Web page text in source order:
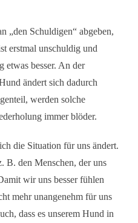
„den Schuldigen“ abgeben,
erstmal unschuldig und
etwas besser. An der
ändert sich dadurch
werden solche
immer blöder.
die Situation für uns ändert.
B. den Menschen, der uns
wir uns besser fühlen
mehr unangenehm für uns
dass es unserem Hund in